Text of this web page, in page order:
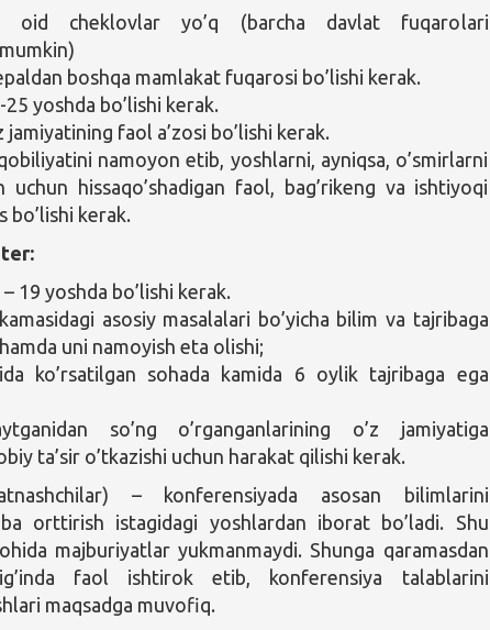
oid cheklovlar yo’q (barcha davlat fuqarolari
boshqa mamlakat fuqarosi bo’lishi kerak.
yoshda bo’lishi kerak.
jamiyatining faol a’zosi bo’lishi kerak.
namoyon etib, yoshlarni, ayniqsa, o’smirlarni
uchun hissaqo’shadigan faol, bag’rikeng va ishtiyoqi
bo’lishi kerak.
19 yoshda bo’lishi kerak.
asosiy masalalari bo’yicha bilim va tajribaga
uni namoyish eta olishi;
ko’rsatilgan sohada kamida 6 oylik tajribaga ega
so’ng o’rganganlarining o’z jamiyatiga
ta’sir o’tkazishi uchun harakat qilishi kerak.
– konferensiyada asosan bilimlarini
orttirish istagidagi yoshlardan iborat bo’ladi. Shu
majburiyatlar yukmanmaydi. Shunga qaramasdan
faol ishtirok etib, konferensiya talablarini
maqsadga muvofiq.